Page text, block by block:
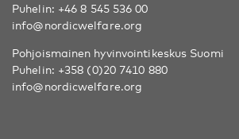
Puhelin: +46 8 545 536 00
info@nordicwelfare.org
Pohjoismainen hyvinvointikeskus Suomi
Puhelin: +358 (0)20 7410 880
info@nordicwelfare.org